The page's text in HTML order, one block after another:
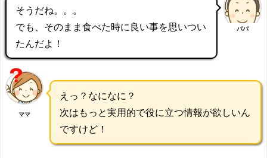
そうだね。。。
でも、そのまま食べた時に良い事を思いつい
たんだよ！
パパ
ママ
えっ？なになに？
次はもっと実用的で役に立つ情報が欲しいん
ですけど！